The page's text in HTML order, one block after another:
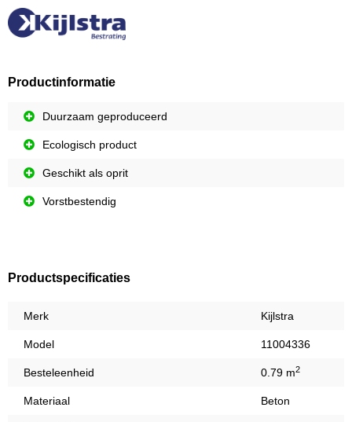
Productinformatie
Duurzaam geproduceerd
Ecologisch product
Geschikt als oprit
Vorstbestendig
Productspecificaties
Merk Kijlstra
Model 11004336
Besteleenheid 0.79 m2
Materiaal Beton